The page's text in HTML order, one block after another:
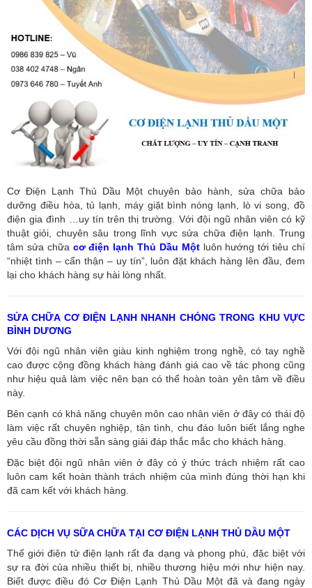
Cơ Điện Lạnh Thủ Dầu Một chuyên bảo hành, sửa chữa bảo
dưỡng điều hòa, tủ lạnh, máy giặt bình nóng lạnh, lò vi song, đồ
điện gia đình …uy tín trên thị trường. Với đội ngũ nhân viên có kỹ
thuật giỏi, chuyên sâu trong lĩnh vực sửa chữa điện lạnh. Trung
tâm sửa chữa cơ điện lạnh Thủ Dầu Mộtluôn hướng tới tiêu chí
“nhiệt tình – cẩn thận – uy tín”, luôn đặt khách hàng lên đầu, đem
lại cho khách hàng sự hài lòng nhất.
SỬA CHỮA CƠ ĐIỆN LẠNH NHANH CHÓNG TRONG KHU VỰC
BÌNH DƯƠNG
Với đội ngũ nhân viên giàu kinh nghiệm trong nghề, có tay nghề
cao được cộng đồng khách hàng đánh giá cao về tác phong cũng
như hiệu quả làm việc nên bạn có thể hoàn toàn yên tâm về điều
này.
Bên cạnh có khả năng chuyên môn cao nhân viên ở đây có thái độ
làm việc rất chuyên nghiệp, tận tình, chu đáo luôn biết lắng nghe
yêu cầu đồng thời sẵn sàng giải đáp thắc mắc cho khách hàng.
Đặc biệt đội ngũ nhân viên ở đây có ý thức trách nhiệm rất cao
luôn cam kết hoàn thành trách nhiệm của mình đúng thời hạn khi
đã cam kết với khách hàng.
CÁC DỊCH VỤ SỮA CHỮA TẠI CƠ ĐIỆN LẠNH THỦ DẦU MỘT
Thế giới điện tử điện lạnh rất đa dạng và phong phú, đặc biệt với
sự ra đời của nhiều thiết bị, nhiều thương hiệu mới như hiện nay.
Biết được điều đó Cơ Điện Lạnh Thủ Dầu Một đã và đang ngày